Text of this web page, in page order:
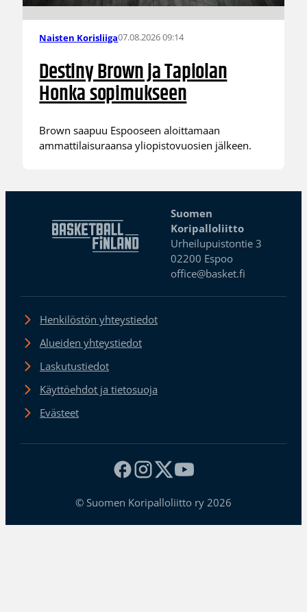
Naisten Korisliiga07.08.2026 09:14
Destiny Brown ja Tapiolan
Honka sopimukseen
Brown saapuu Espooseen aloittamaan
ammattilaisuraansa yliopistovuosien jälkeen.
Suomen
Koripalloliitto
Urheilupuistontie 3
02200 Espoo
office@basket.fi
Henkilöstön yhteystiedot
Alueiden yhteystiedot
Laskutustiedot
Käyttöehdot ja tietosuoja
Evästeet
© Suomen Koripalloliitto ry 2026